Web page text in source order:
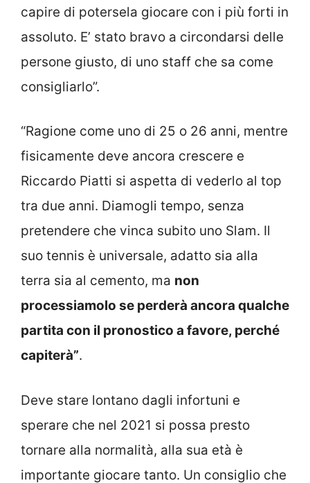
capire di potersela giocare con i più forti in
assoluto. E’ stato bravo a circondarsi delle
persone giusto, di uno staff che sa come
consigliarlo”.
“Ragione come uno di 25 o 26 anni, mentre
fisicamente deve ancora crescere e
Riccardo Piatti si aspetta di vederlo al top
tra due anni. Diamogli tempo, senza
pretendere che vinca subito uno Slam. Il
suo tennis è universale, adatto sia alla
terra sia al cemento, ma non
processiamolo se perderà ancora qualche
partita con il pronostico a favore, perché
capiterà”.
Deve stare lontano dagli infortuni e
sperare che nel 2021 si possa presto
tornare alla normalità, alla sua età è
importante giocare tanto. Un consiglio che